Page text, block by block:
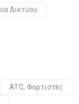
Δικτύου
ATC, Φορτιστές